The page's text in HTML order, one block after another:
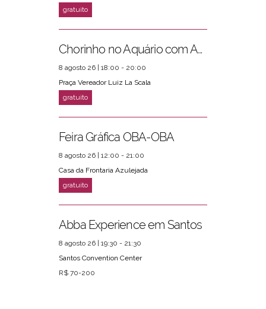
Chorinho no Aquário com Amigos da Música e Mari Torres
8 agosto 26 | 18:00 - 20:00
Praça Vereador Luiz La Scala
Feira Gráfica OBA-OBA
8 agosto 26 | 12:00 - 21:00
Casa da Frontaria Azulejada
Abba Experience em Santos
8 agosto 26 | 19:30 - 21:30
Santos Convention Center
R$ 70-200